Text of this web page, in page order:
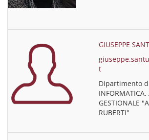
GIUSEPPE
t
Dipartimento
GESTIONALE
RUBERTI"